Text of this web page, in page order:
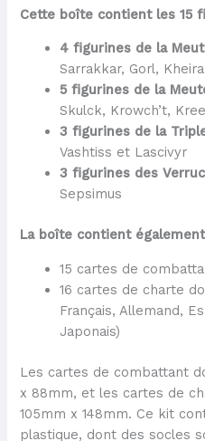
Cette boîte contient les 15
4 figurines de la
Sarrakkar, Gorl,
5 figurines de la
Skulck, Krowch’t,
3 figurines de la
Vashtiss et Lascivyr
3 figurines des
Sepsimus
La boîte contient
15 cartes de
16 cartes de charte
Français, Allemand,
Japonais)
Les cartes de combattant
x 88mm, et les cartes de
105mm x 148mm. Ce kit
plastique, dont des socles